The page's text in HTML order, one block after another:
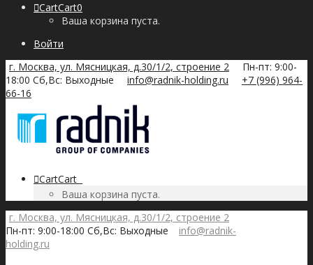
CartCart0
Ваша корзина пуста.
Войти
г. Москва, ул. Мясницкая, д.30/1/2, строение 2
Пн-пт: 9:00-
18:00 Сб,Вс: Выходные
info@radnik-holding.ru
+7 (996) 964-
66-16
CartCart
Ваша корзина пуста.
г. Москва, ул. Мясницкая, д.30/1/2, строение 2
Пн-пт: 9:00-18:00 Сб,Вс: Выходные
info@radnik-
holding.ru